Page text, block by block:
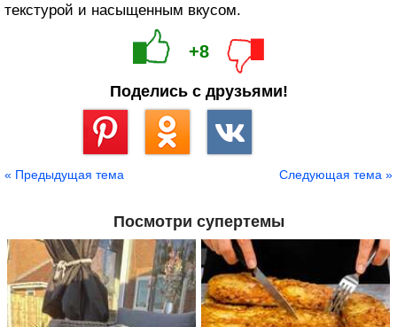
текстурой и насыщенным вкусом.
+8
Поделись с друзьями!
« Предыдущая тема Следующая тема »
Посмотри супертемы